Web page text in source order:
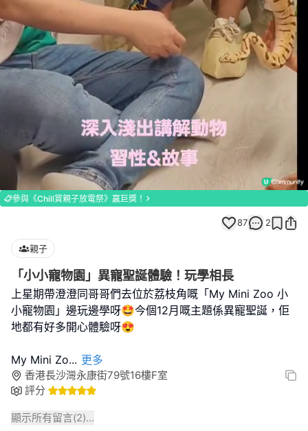
Loaded
96.77%
Unmute
參與《Chill賞親子放電祭》贏巨獎！
87 2
親子
「小小寵物園」異寵聖誕體驗！玩學相長
上星期帶澄澄同哥哥們去位於荔枝角嘅「My Mini Zoo 小
小寵物園」邊玩邊學呀🤩今個12月嘅主題係異寵聖誕，佢
地都有好多開心體驗呀😍
My Mini Zo... 更多
香港長沙灣永康街79號16樓F室
評分
顯示所有留言(2)...